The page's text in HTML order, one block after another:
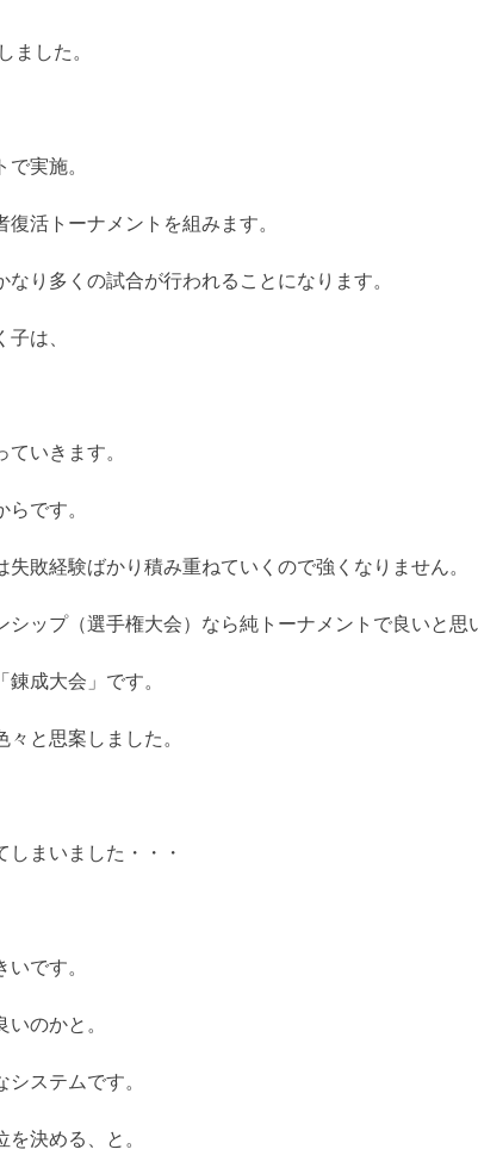
ました。
実施。
活トーナメントを組みます。
り多くの試合が行われることになります。
は、
いきます。
です。
敗経験ばかり積み重ねていくので強くなりません。
ップ（選手権大会）なら純トーナメントで良いと思
成大会」です。
と思案しました。
まいました・・・
です。
のかと。
ステムです。
決める、と。